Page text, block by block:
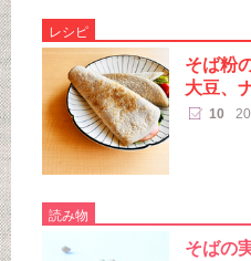
レシピ
そば粉
大豆、
10
読み物
そばの